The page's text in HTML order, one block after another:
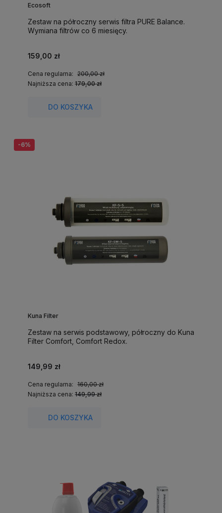
Ecosoft
Zestaw na półroczny serwis filtra PURE Balance.
Wymiana filtrów co 6 miesięcy.
159,00 zł
Cena regularna: 200,00 zł
Najniższa cena: 179,00 zł
DO KOSZYKA
Kuna Filter
Zestaw na serwis podstawowy, półroczny do Kuna
Filter Comfort, Comfort Redox.
149,99 zł
Cena regularna: 160,00 zł
Najniższa cena: 149,99 zł
DO KOSZYKA
-6%